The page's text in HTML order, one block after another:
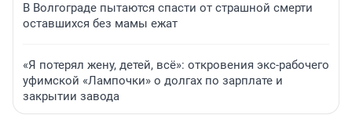
В Волгограде пытаются спасти от страшной смерти
оставшихся без мамы ежат
«Я потерял жену, детей, всё»: откровения экс-рабочего
уфимской «Лампочки» о долгах по зарплате и
закрытии завода